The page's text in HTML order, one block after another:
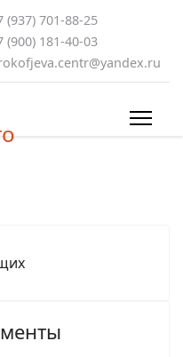
(937) 701-88-25
(900) 181-40-03